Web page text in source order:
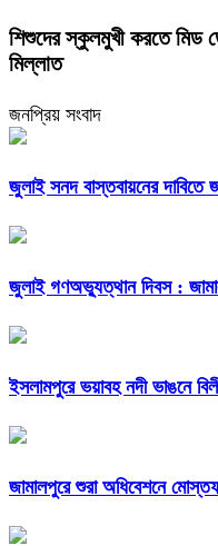
শিশুদের স্কুলমুখী করতে মিড
মিল্লাত
জনপ্রিয় সংবাদ
জুলাই সনদ বাস্তবায়নের দাবিতে
জুলাই গণঅভ্যুত্থান দিবস :
ইসলামপুরে ভয়াবহ নদী ভাঙনে
জামালপুরে শুরা অধিবেশনে